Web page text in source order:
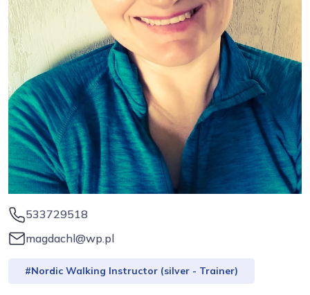
533729518
magdachl@wp.pl
#Nordic Walking Instructor (silver - Trainer)